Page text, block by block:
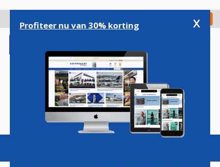
gaan
Check in
Magazine Podcasts Vacatures
Profiteer nu van 30% korting x